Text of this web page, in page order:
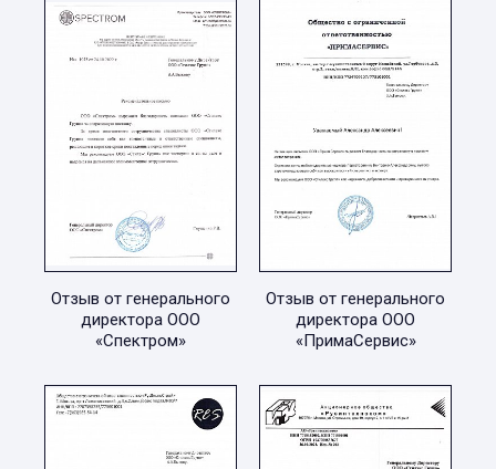
Отзыв от генерального
директора ООО
«Спектром»
Отзыв от генерального
директора ООО
«ПримаСервис»